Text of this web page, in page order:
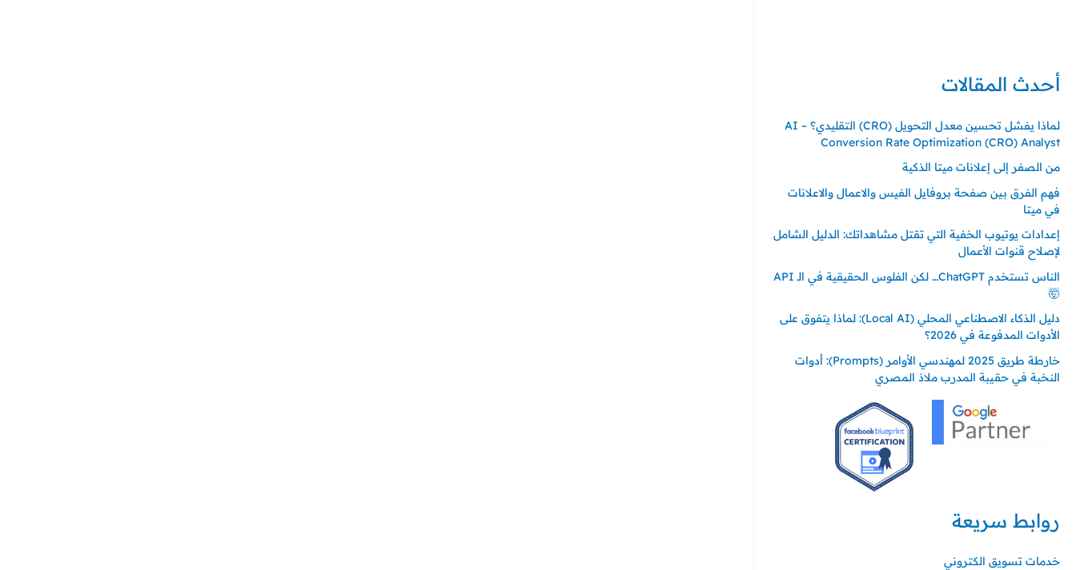
أحدث المقالات
لماذا يفشل تحسين معدل التحويل (CRO) التقليدي؟ – AI
Conversion Rate Optimization (CRO) Analyst
من الصفر إلى إعلانات ميتا الذكية
فهم الفرق بين صفحة بروفايل الفيس والاعمال والاعلانات
في ميتا
إعدادات يوتيوب الخفية التي تقتل مشاهداتك: الدليل الشامل
لإصلاح قنوات الأعمال
الناس تستخدم ChatGPT… لكن الفلوس الحقيقية في الـ API
🤯
دليل الذكاء الاصطناعي المحلي (Local AI): لماذا يتفوق على
الأدوات المدفوعة في 2026؟
خارطة طريق 2025 لمهندسي الأوامر (Prompts): أدوات
النخبة في حقيبة المدرب ملاذ المصري
روابط سريعة
خدمات تسويق الكتروني